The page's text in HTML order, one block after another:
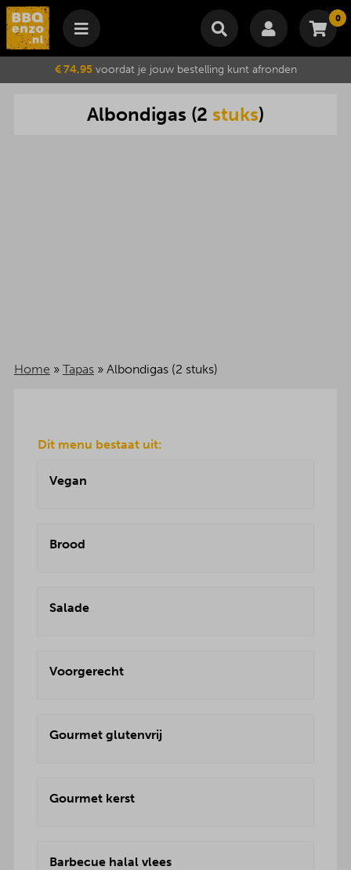
0
Winkelmand
Je winkelwagen is momenteel leeg.
Subtotaal €
Wijzig winkelmand Bestellen
€ 74,95voordat je jouw bestelling kunt afronden
Albondigas (2 stuks)
Home » Tapas» Albondigas (2 stuks)
Dit menu bestaat uit:
Vegan
Brood
Salade
Voorgerecht
Gourmet glutenvrij
Gourmet kerst
Barbecue halal vlees